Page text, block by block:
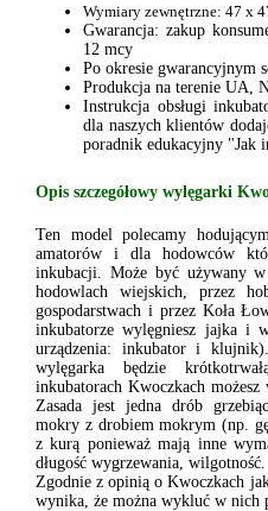
Wymiary zewnętrzne: 47 x
Gwarancja: zakup
12 mcy
Po okresie gwarancyjnym
Produkcja na terenie UA,
Instrukcja obsługi
dla naszych klientów
poradnik edukacyjny "Jak
Opis szczegółowy wylęgarki
Ten model polecamy
amatorów i dla hodowców
inkubacji. Może być używany w
hodowlach wiejskich, przez
gospodarstwach i przez Koła
inkubatorze wylęgniesz jajka i
urządzenia: inkubator i
wylęgarka będzie
inkubatorach Kwoczkach
Zasada jest jedna drób
mokry z drobiem mokrym (np.
z kurą ponieważ mają inne
długość wygrzewania, wilgotność.
Zgodnie z opinią o Kwoczkach
wynika, że można wykluć w nich